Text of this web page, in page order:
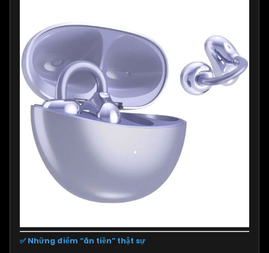
✅ Những điểm “ăn tiền” thật sự